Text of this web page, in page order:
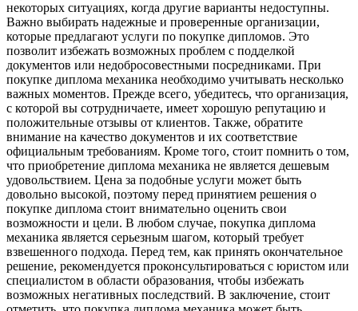
некоторых ситуациях, когда другие варианты недоступны.
Важно выбирать надежные и проверенные организации,
которые предлагают услуги по покупке дипломов. Это
позволит избежать возможных проблем с подделкой
документов или недобросовестными посредниками. При
покупке диплома механика необходимо учитывать несколько
важных моментов. Прежде всего, убедитесь, что организация,
с которой вы сотрудничаете, имеет хорошую репутацию и
положительные отзывы от клиентов. Также, обратите
внимание на качество документов и их соответствие
официальным требованиям. Кроме того, стоит помнить о том,
что приобретение диплома механика не является дешевым
удовольствием. Цена за подобные услуги может быть
довольно высокой, поэтому перед принятием решения о
покупке диплома стоит внимательно оценить свои
возможности и цели. В любом случае, покупка диплома
механика является серьезным шагом, который требует
взвешенного подхода. Перед тем, как принять окончательное
решение, рекомендуется проконсультироваться с юристом или
специалистом в области образования, чтобы избежать
возможных негативных последствий. В заключение, стоит